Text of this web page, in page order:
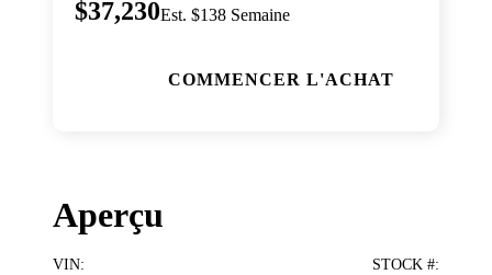
$37,230Est. $138 Semaine
COMMENCER L'ACHAT
Aperçu
VIN:
STOCK #: